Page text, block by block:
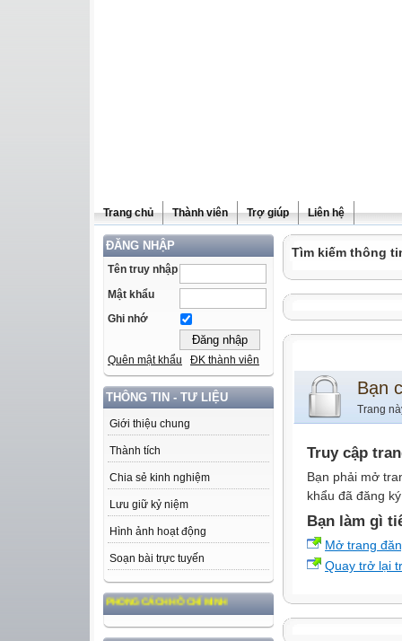
Trang chủ Thành viên Trợ giúp Liên hệ
ĐĂNG NHẬP
Tên truy nhập
Mật khẩu
Ghi nhớ
Quên mật khẩu ĐK thành viên
THÔNG TIN - TƯ LIỆU
Giới thiệu chung
Thành tích
Chia sẻ kinh nghiệm
Lưu giữ kỷ niệm
Hình ảnh hoạt động
Soạn bài trực tuyến
ĐẠO ĐỨC, PHONG CÁCH HỒ CHÍ MINH
Tìm kiếm thông
Bạn
Trang
Truy cập
Bạn phải mở
khẩu đã đăng
Bạn làm gì
Mở trang
Quay trở lại